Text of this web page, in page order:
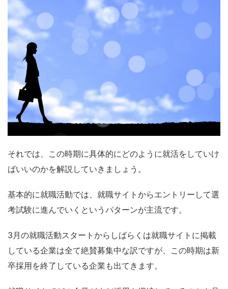
それでは、この時期に具体的にどのように就活をしていけ
ばいいのかを解説していきましょう。
基本的に就職活動では、就職サイトからエントリーして選
考試験に進んでいくというパターンが主流です。
3月の就職活動スタートからしばらくは就職サイトに掲載
している企業は全て絶賛募集中な訳ですが、この時期は新
卒採用を終了している企業も出てきます。